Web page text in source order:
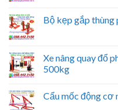
Bộ kẹp gắp thùng
Xe nâng quay đổ
500kg
Cẩu mốc động cơ